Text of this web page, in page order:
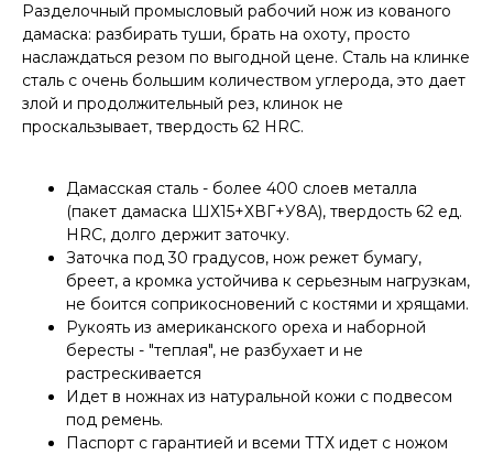
Разделочный промысловый рабочий нож из кованого
дамаска: разбирать туши, брать на охоту, просто
наслаждаться резом по выгодной цене. Сталь на клинке
сталь с очень большим количеством углерода, это дает
злой и продолжительный рез, клинок не
проскальзывает, твердость 62 HRC.
Дамасская сталь - более 400 слоев металла
(пакет дамаска ШХ15+ХВГ+У8А), твердость 62 ед.
HRC, долго держит заточку.
Заточка под 30 градусов, нож режет бумагу,
бреет, а кромка устойчива к серьезным нагрузкам,
не боится соприкосновений с костями и хрящами.
Рукоять из американского ореха и наборной
бересты - "теплая", не разбухает и не
растрескивается
Идет в ножнах из натуральной кожи с подвесом
под ремень.
Паспорт с гарантией и всеми ТТХ идет с ножом